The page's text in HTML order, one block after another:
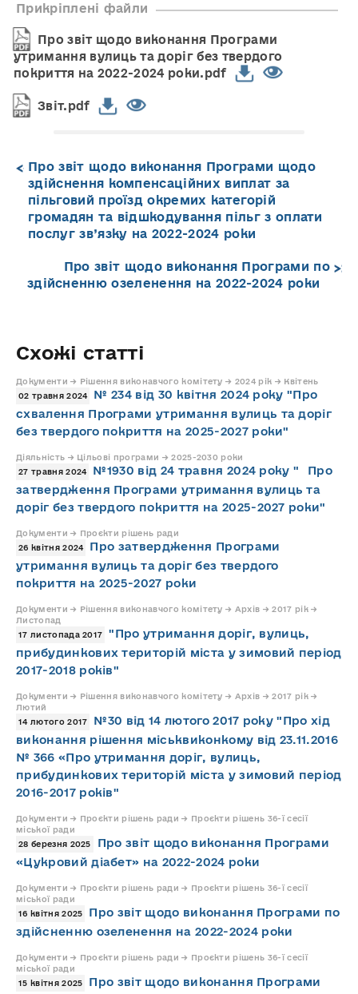
Прикріплені файли
Про звіт щодо виконання Програми
утримання вулиць та доріг без твердого
покриття на 2022-2024 роки.pdf
Звіт.pdf
Про звіт щодо виконання Програми щодо
здійснення компенсаційних виплат за
пільговий проїзд окремих категорій
громадян та відшкодування пільг з оплати
послуг зв’язку на 2022-2024 роки
Про звіт щодо виконання Програми по
здійсненню озеленення на 2022-2024 роки
Схожі статті
Документи → Рішення виконавчого комітету → 2024 рік → Квітень
02 травня 2024
№ 234 від 30 квітня 2024 року "Про
схвалення Програми утримання вулиць та доріг
без твердого покриття на 2025-2027 роки"
Діяльність → Цільові програми → 2025-2030 роки
27 травня 2024
№1930 від 24 травня 2024 року " Про
затвердження Програми утримання вулиць та
доріг без твердого покриття на 2025-2027 роки"
Документи → Проєкти рішень ради
26 квітня 2024
Про затвердження Програми
утримання вулиць та доріг без твердого
покриття на 2025-2027 роки
Документи → Рішення виконавчого комітету → Архів → 2017 рік →
Листопад
17 листопада 2017
"Про утримання доріг, вулиць,
прибудинкових територій міста у зимовий період
2017-2018 років"
Документи → Рішення виконавчого комітету → Архів → 2017 рік →
Лютий
14 лютого 2017
№30 від 14 лютого 2017 року "Про хід
виконання рішення міськвиконкому від 23.11.2016
№ 366 «Про утримання доріг, вулиць,
прибудинкових територій міста у зимовий період
2016-2017 років"
Документи → Проєкти рішень ради → Проєкти рішень 36-ї сесії
міської ради
28 березня 2025
Про звіт щодо виконання Програми
«Цукровий діабет» на 2022-2024 роки
Документи → Проєкти рішень ради → Проєкти рішень 36-ї сесії
міської ради
16 квітня 2025
Про звіт щодо виконання Програми по
здійсненню озеленення на 2022-2024 роки
Документи → Проєкти рішень ради → Проєкти рішень 36-ї сесії
міської ради
15 квітня 2025
Про звіт щодо виконання Програми